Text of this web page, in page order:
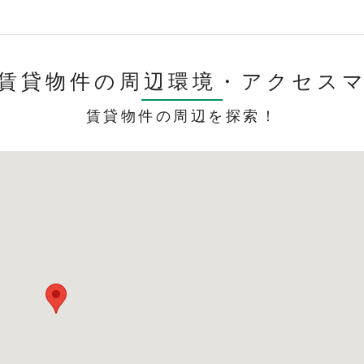
貸物件の周辺環境・ アクセス
賃貸物件の周辺を探索！